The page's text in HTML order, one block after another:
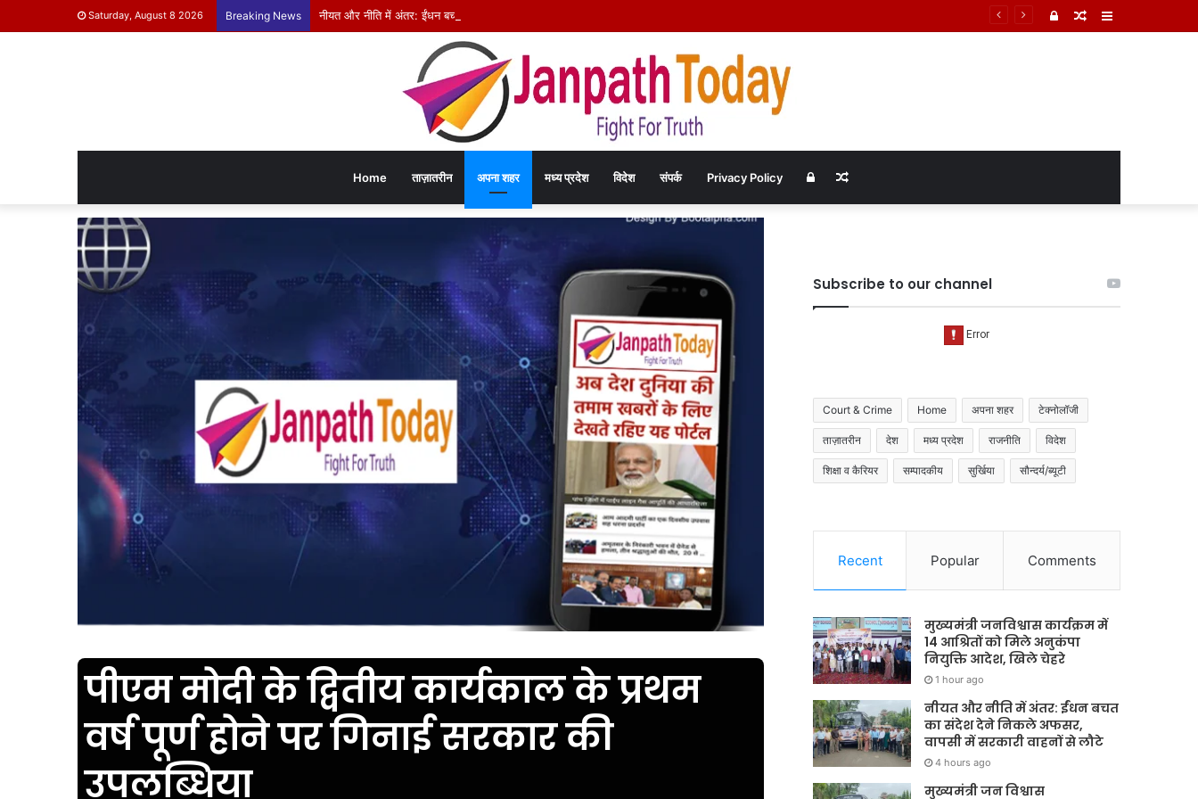
Saturday, August 8 2026 Breaking News नीयत और नीति में अंतर: ईंधन बचत का संदेश देने निकले अफसर, वापसी में सरकारी वाहनों से लौटे Random
Log
Home ताज़ातरीन अपना शहर मध्य प्रदेश विदेश संपर्क Privacy Policy Random
Log
पीएम मोदी के द्वितीय कार्यकाल के प्रथम
वर्ष पूर्ण होने पर गिनाई सरकार की
उपलब्धिया
Subscribe to our channel
Court & Crime Home अपना शहर टेक्नोलॉजी
ताज़ातरीन देश मध्य प्रदेश राजनीति विदेश
शिक्षा व कैरियर सम्पादकीय सुर्खिया सौन्दर्य/ब्यूटी
Recent Popular Comments
मुख्यमंत्री जनविश्वास कार्यक्रम में
14 आश्रितों को मिले अनुकंपा
नियुक्ति आदेश, खिले चेहरे
1 hour ago
नीयत और नीति में अंतर: ईंधन बचत
का संदेश देने निकले अफसर,
वापसी में सरकारी वाहनों से लौटे
4 hours ago
मुख्यमंत्री जन विश्वास